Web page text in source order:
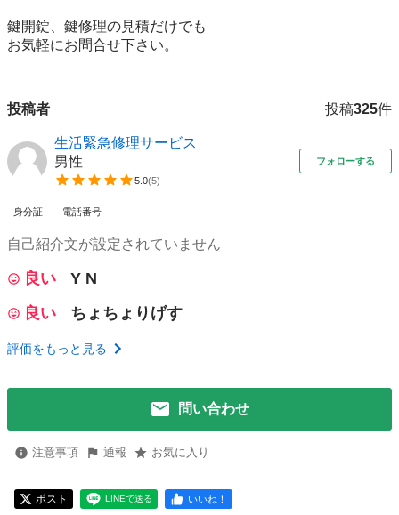
鍵開錠、鍵修理の見積だけでも
お気軽にお問合せ下さい。
投稿者 投稿325件
生活緊急修理サービス
男性
5.0(5)
フォローする
身分証 電話番号
自己紹介文が設定されていません
良い
Y N
良い
ちょちょりげす
評価をもっと見る
問い合わせ
注意事項 通報 お気に入り
ポスト LINEで送る いいね！